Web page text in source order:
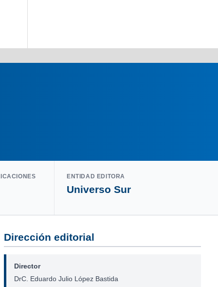
ENTIDAD EDITORA
Universo Sur
Dirección editorial
Director
DrC. Eduardo Julio López Bastida